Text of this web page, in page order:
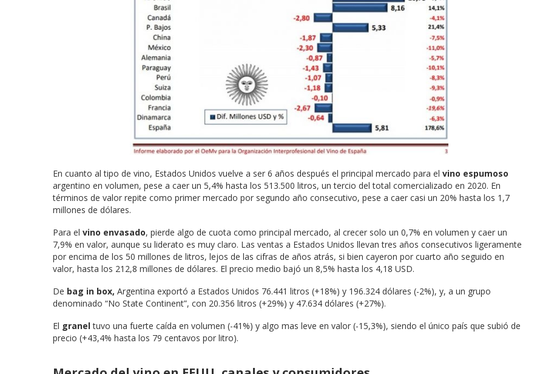
En cuanto al tipo de vino, Estados Unidos vuelve a ser 6 años después el principal mercado para el vino espumoso
argentino en volumen, pese a caer un 5,4% hasta los 513.500 litros, un tercio del total comercializado en 2020. En
términos de valor repite como primer mercado por segundo año consecutivo, pese a caer casi un 20% hasta los 1,7
millones de dólares.
Para el vino envasado, pierde algo de cuota como principal mercado, al crecer solo un 0,7% en volumen y caer un
7,9% en valor, aunque su liderato es muy claro. Las ventas a Estados Unidos llevan tres años consecutivos ligeramente
por encima de los 50 millones de litros, lejos de las cifras de años atrás, si bien cayeron por cuarto año seguido en
valor, hasta los 212,8 millones de dólares. El precio medio bajó un 8,5% hasta los 4,18 USD.
De bag in box, Argentina exportó a Estados Unidos 76.441 litros (+18%) y 196.324 dólares (-2%), y, a un grupo
denominado “No State Continent”, con 20.356 litros (+29%) y 47.634 dólares (+27%).
El graneltuvo una fuerte caída en volumen (-41%) y algo mas leve en valor (-15,3%), siendo el único país que subió de
precio (+43,4% hasta los 79 centavos por litro).